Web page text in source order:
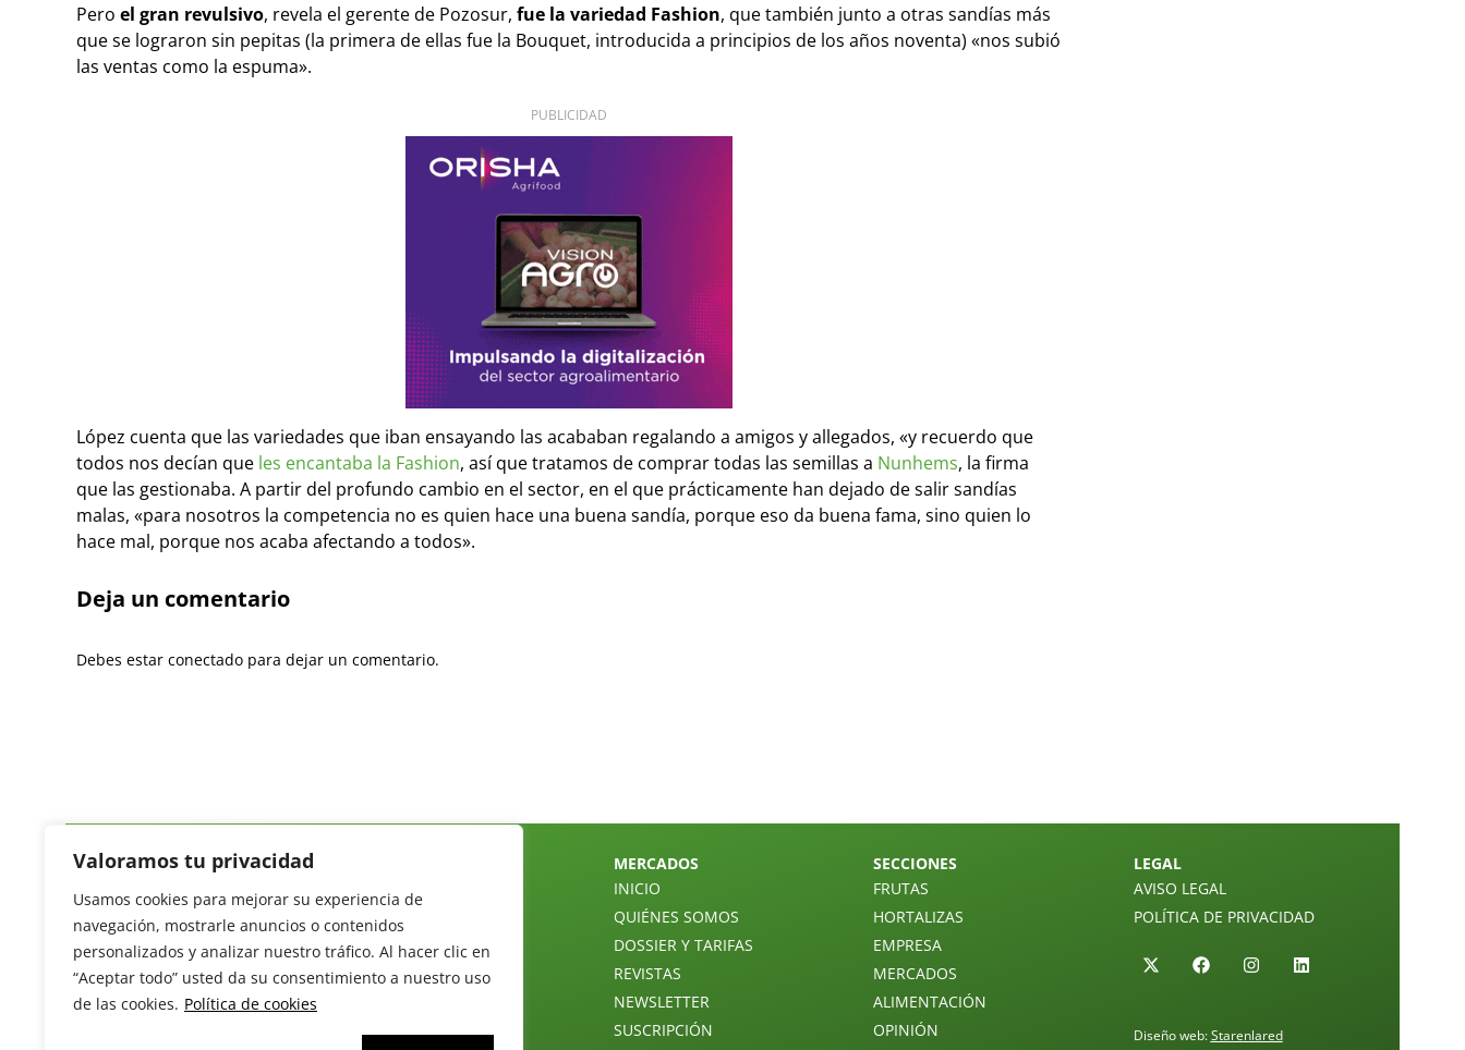
Valoramos tu privacidad
Usamos cookies para mejorar su experiencia de
navegación, mostrarle anuncios o contenidos
personalizados y analizar nuestro tráfico. Al hacer clic en
“Aceptar todo” usted da su consentimiento a nuestro uso
de las cookies. Política de cookies
Pero el gran revulsivo, revela el gerente de Pozosur, fue la variedad Fashion, que también junto a otras sandías más
que se lograron sin pepitas (la primera de ellas fue la Bouquet, introducida a principios de los años noventa) «nos subió
las ventas como la espuma».
PUBLICIDAD
López cuenta que las variedades que iban ensayando las acababan regalando a amigos y allegados, «y recuerdo que
todos nos decían que les encantaba la Fashion, así que tratamos de comprar todas las semillas a Nunhems, la firma
que las gestionaba. A partir del profundo cambio en el sector, en el que prácticamente han dejado de salir sandías
malas, «para nosotros la competencia no es quien hace una buena sandía, porque eso da buena fama, sino quien lo
hace mal, porque nos acaba afectando a todos».
Deja un comentario
Debes estar conectado para dejar un comentario.
Revista del Sector Hortofrutícola
C/ Presidente Cárdenas nº 10.
41013 Sevilla. ESPAÑA
Tel: (+34) 954 25 88 51
redaccion@revistamercados.com
MERCADOS
INICIO
QUIÉNES SOMOS
DOSSIER Y TARIFAS
REVISTAS
NEWSLETTER
SUSCRIPCIÓN
SECCIONES
FRUTAS
HORTALIZAS
EMPRESA
MERCADOS
ALIMENTACIÓN
OPINIÓN
LEGAL
AVISO LEGAL
POLÍTICA DE PRIVACIDAD
Diseño web:Starenlared